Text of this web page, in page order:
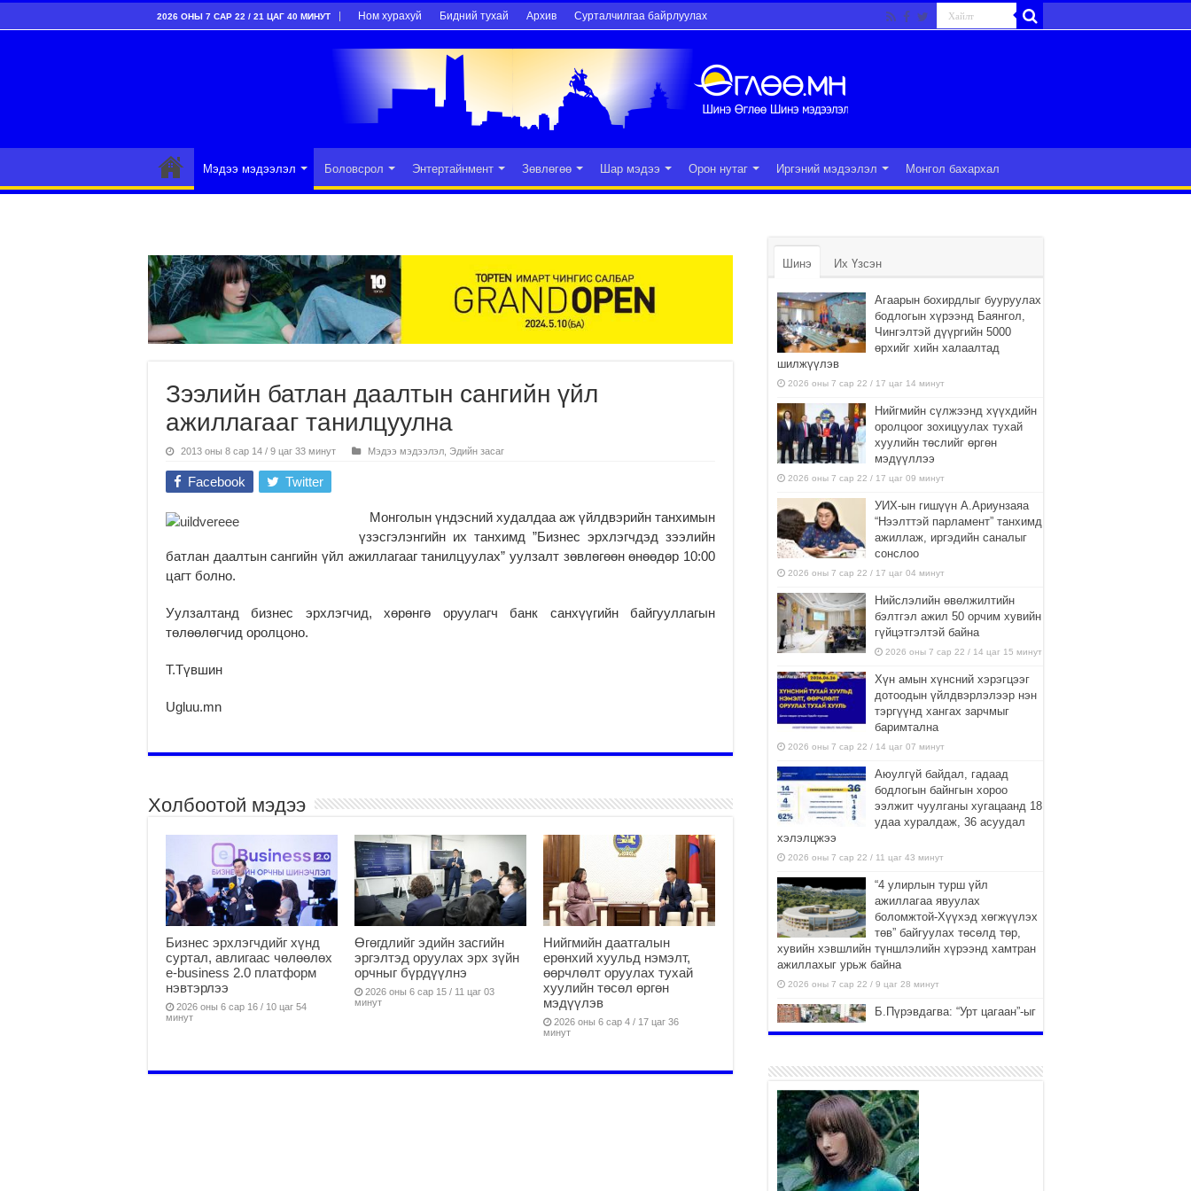
2026 ОНЫ 7 САР 22 / 21 ЦАГ 40 МИНУТ Ном хурахуй Бидний тухай Архив Сурталчилгаа байрлуулах
Мэдээ мэдээлэл Боловсрол Энтертайнмент Зөвлөгөө Шар мэдээ Орон нутаг Иргэний мэдээлэл Монгол бахархал
Зээлийн батлан даалтын сангийн үйл
ажиллагааг танилцуулна
2013 оны 8 сар 14 / 9 цаг 33 минут Мэдээ мэдээлэл Эдийн засаг
Facebook Twitter
Монголын үндэсний худалдаа аж үйлдвэрийн танхимын
үзэсгэлэнгийн их танхимд ”Бизнес эрхлэгчдэд зээлийн
батлан даалтын сангийн үйл ажиллагааг танилцуулах” уулзалт зөвлөгөөн өнөөдөр 10:00
цагт болно.
Уулзалтанд бизнес эрхлэгчид, хөрөнгө оруулагч банк санхүүгийн байгууллагын
төлөөлөгчид оролцоно.
Т.Түвшин
Ugluu.mn
Холбоотой мэдээ
Бизнес эрхлэгчдийг хүнд
суртал, авлигаас чөлөөлөх
е-business 2.0 платформ
нэвтэрлээ
2026 оны 6 сар 16 / 10 цаг 54
минут
Өгөгдлийг эдийн засгийн
эргэлтэд оруулах эрх зүйн
орчныг бүрдүүлнэ
2026 оны 6 сар 15 / 11 цаг 03
минут
Нийгмийн даатгалын
ерөнхий хуульд нэмэлт,
өөрчлөлт оруулах тухай
хуулийн төсөл өргөн
мэдүүлэв
2026 оны 6 сар 4 / 17 цаг 36
минут
Шинэ Их Үзсэн
Агаарын бохирдлыг бууруулах
бодлогын хүрээнд Баянгол,
Чингэлтэй дүүргийн 5000
өрхийг хийн халаалтад
шилжүүлэв
2026 оны 7 сар 22 / 17 цаг 14 минут
Нийгмийн сүлжээнд хүүхдийн
оролцоог зохицуулах тухай
хуулийн төслийг өргөн
мэдүүллээ
2026 оны 7 сар 22 / 17 цаг 09 минут
УИХ-ын гишүүн А.Ариунзаяа
“Нээлттэй парламент” танхимд
ажиллаж, иргэдийн саналыг
сонслоо
2026 оны 7 сар 22 / 17 цаг 04 минут
Нийслэлийн өвөлжилтийн
бэлтгэл ажил 50 орчим хувийн
гүйцэтгэлтэй байна
2026 оны 7 сар 22 / 14 цаг 15 минут
Хүн амын хүнсний хэрэгцээг
дотоодын үйлдвэрлэлээр нэн
тэргүүнд хангах зарчмыг
баримтална
2026 оны 7 сар 22 / 14 цаг 07 минут
Аюулгүй байдал, гадаад
бодлогын байнгын хороо
ээлжит чуулганы хугацаанд 18
удаа хуралдаж, 36 асуудал
хэлэлцжээ
2026 оны 7 сар 22 / 11 цаг 43 минут
“4 улирлын турш үйл
ажиллагаа явуулах
боломжтой-Хүүхэд хөгжүүлэх
төв” байгуулах төсөлд төр,
хувийн хэвшлийн түншлэлийн хүрээнд хамтран
ажиллахыг урьж байна
2026 оны 7 сар 22 / 9 цаг 28 минут
Б.Пүрэвдагва: “Урт цагаан”-ыг
2026 оны 7 сар 21 / 16 цаг 47 минут
Тусгай замын автобус /BRT/
төслийн удирдах хорооны
ээлжит хуралдаан боллоо
2026 оны 7 сар 21 / 16 цаг 43 минут
Ерөнхий сайд Н.Учрал БНХАУ-